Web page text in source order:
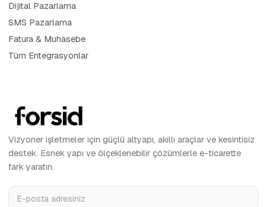
Vizyoner işletmeler için güçlü altyapı, akıllı araçlar ve kesintisiz
destek. Esnek yapı ve ölçeklenebilir çözümlerle e-ticarette
fark yaratın.
Dijital Pazarlama
SMS Pazarlama
Fatura & Muhasebe
Tüm Entegrasyonlar